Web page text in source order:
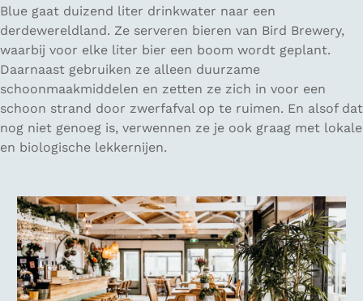
Blue gaat duizend liter drinkwater naar een
derdewereldland. Ze serveren bieren van Bird Brewery,
waarbij voor elke liter bier een boom wordt geplant.
Daarnaast gebruiken ze alleen duurzame
schoonmaakmiddelen en zetten ze zich in voor een
schoon strand door zwerfafval op te ruimen. En alsof dat
nog niet genoeg is, verwennen ze je ook graag met lokale
en biologische lekkernijen.